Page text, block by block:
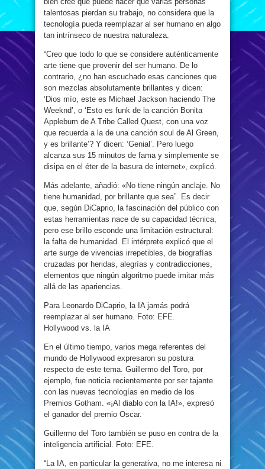
talentosas pierdan su trabajo, no considera que la
tecnología pueda reemplazar al ser humano en algo
tan intrínseco de nuestra naturaleza.
“Creo que todo lo que se considere auténticamente
arte tiene que provenir del ser humano. De lo
contrario, ¿no han escuchado esas canciones que
son mezclas absolutamente brillantes y dicen:
‘Dios mío, este es Michael Jackson haciendo The
Weeknd’, o ‘Esto es funk de la canción Bonita
Applebum de A Tribe Called Quest, con una voz
que recuerda a la de una canción soul de Al Green,
y es brillante’? Y dicen: ‘Genial’. Pero luego
alcanza sus 15 minutos de fama y simplemente se
disipa en el éter de la basura de internet», explicó.
Más adelante, añadió: «No tiene ningún anclaje. No
tiene humanidad, por brillante que sea”. Es decir
que, según DiCaprio, la fascinación del público con
estas herramientas nace de su capacidad técnica,
pero ese brillo esconde una limitación estructural:
la falta de humanidad. El intérprete explicó que el
arte surge de vivencias irrepetibles, de biografías
cruzadas por heridas, alegrías y contradicciones,
elementos que ningún algoritmo puede imitar más
allá de las apariencias.
Para Leonardo DiCaprio, la IA jamás podrá
reemplazar al ser humano. Foto: EFE.
Hollywood vs. la IA
En el último tiempo, varios mega referentes del
mundo de Hollywood expresaron su postura
respecto de este tema. Guillermo del Toro, por
ejemplo, fue noticia recientemente por ser tajante
con las nuevas tecnologías en medio de los
Premios Gotham. «¡Al diablo con la IA!», expresó
el ganador del premio Oscar.
Guillermo del Toro también se puso en contra de la
inteligencia artificial. Foto: EFE.
“La IA, en particular la generativa, no me interesa ni